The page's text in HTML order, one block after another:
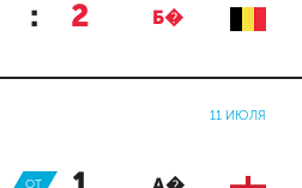
: 2 Б�
11 ИЮЛЯ
ОТ